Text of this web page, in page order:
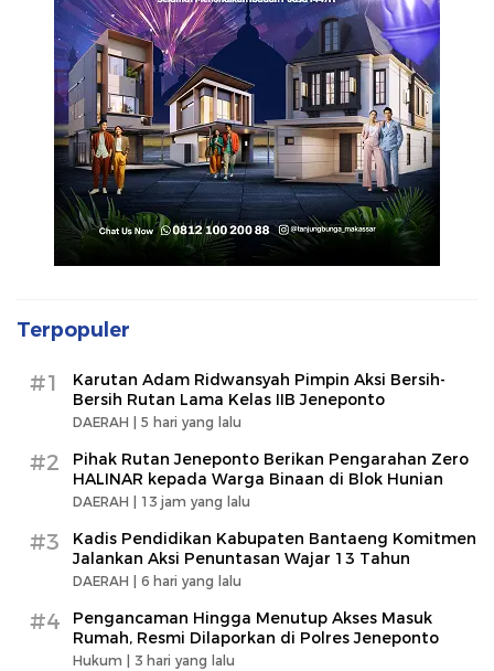
Terpopuler
#1
Karutan Adam Ridwansyah Pimpin Aksi Bersih-
Bersih Rutan Lama Kelas IIB Jeneponto
DAERAH | 5 hari yang lalu
#2
Pihak Rutan Jeneponto Berikan Pengarahan Zero
HALINAR kepada Warga Binaan di Blok Hunian
DAERAH | 13 jam yang lalu
#3
Kadis Pendidikan Kabupaten Bantaeng Komitmen
Jalankan Aksi Penuntasan Wajar 13 Tahun
DAERAH | 6 hari yang lalu
#4
Pengancaman Hingga Menutup Akses Masuk
Rumah, Resmi Dilaporkan di Polres Jeneponto
Hukum | 3 hari yang lalu